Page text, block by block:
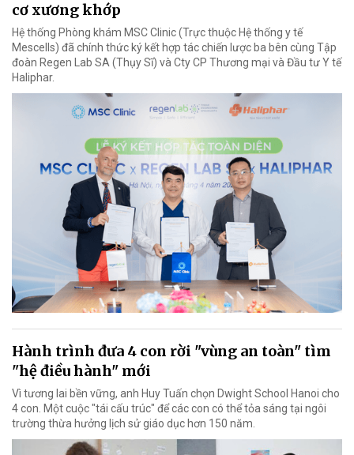
cơ xương khớp
Hệ thống Phòng khám MSC Clinic (Trực thuộc Hệ thống y tế
Mescells) đã chính thức ký kết hợp tác chiến lược ba bên cùng Tập
đoàn Regen Lab SA (Thụy Sĩ) và Cty CP Thương mại và Đầu tư Y tế
Haliphar.
Hành trình đưa 4 con rời "vùng an toàn" tìm
"hệ điều hành" mới
Vì tương lai bền vững, anh Huy Tuấn chọn Dwight School Hanoi cho
4 con. Một cuộc "tái cấu trúc" để các con có thể tỏa sáng tại ngôi
trường thừa hưởng lịch sử giáo dục hơn 150 năm.